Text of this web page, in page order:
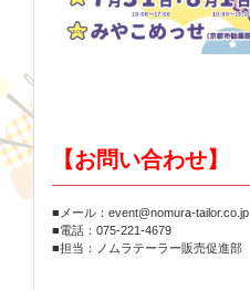
【お問い合わせ】
■メール：event@nomura-tailor.co.jp
■電話：075-221-4679
■担当：ノムラテーラー販売促進部